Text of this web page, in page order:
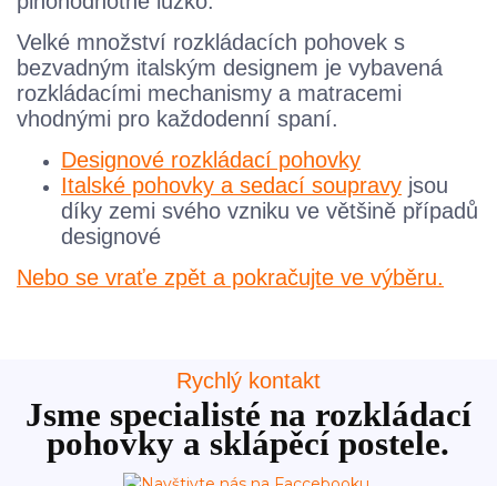
Velké množství rozkládacích pohovek s
bezvadným italským designem je vybavená
rozkládacími mechanismy a matracemi
vhodnými pro každodenní spaní.
Designové rozkládací pohovky
Italské pohovky a sedací soupravy jsou
díky zemi svého vzniku ve většině případů
designové
Nebo se vraťe zpět a pokračujte ve výběru.
Rychlý kontakt
Jsme specialisté na rozkládací
pohovky a sklápěcí postele.